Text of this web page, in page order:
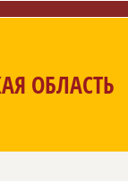
ОБЛАСТЬ